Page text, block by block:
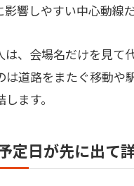
響しやすい中心動線だ
は、会場名だけを見
は道路をまたぐ移動や
ます。
定日が先に出て